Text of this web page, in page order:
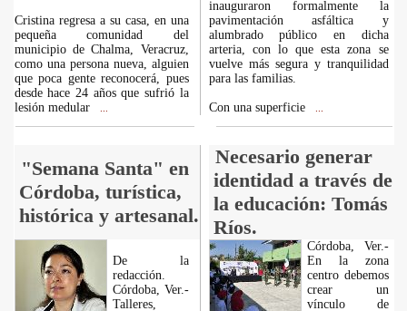
Cristina regresa a su casa, en una
pequeña comunidad del
municipio de Chalma, Veracruz,
como una persona nueva, alguien
que poca gente reconocerá, pues
desde hace 24 años que sufrió la
lesión medular
inauguraron formalmente la
pavimentación asfáltica y
alumbrado público en dicha
arteria, con lo que esta zona se
vuelve más segura y tranquilidad
para las familias.
Con una superficie
"Semana Santa" en
Córdoba, turística,
histórica y artesanal.
Necesario generar
identidad a través de
la educación: Tomás
Ríos.
De la
redacción.
Córdoba, Ver.-
Talleres,
Córdoba, Ver.-
En la zona
centro debemos
crear un
vínculo de